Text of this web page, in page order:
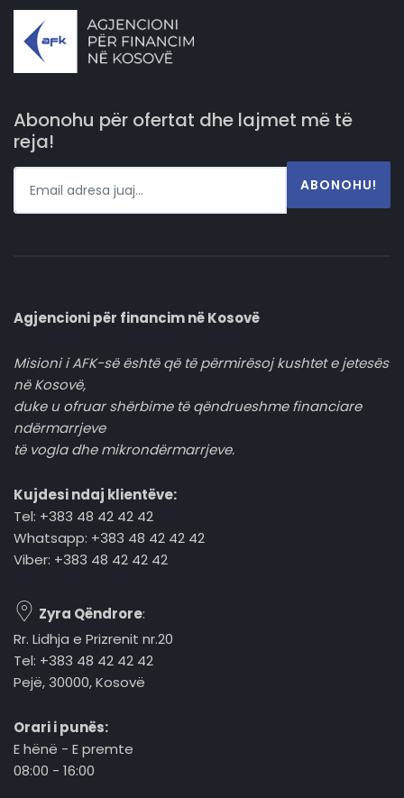
Abonohu për ofertat dhe lajmet më të
reja!
ABONOHU!
Agjencioni për financim në Kosovë
Misioni i AFK-së është që të përmirësoj kushtet e jetesës
në Kosovë,
duke u ofruar shërbime të qëndrueshme financiare
ndërmarrjeve
të vogla dhe mikrondërmarrjeve.
Kujdesi ndaj klientëve:
Tel: +383 48 42 42 42
Whatsapp: +383 48 42 42 42
Viber: +383 48 42 42 42
Zyra Qëndrore:
Rr. Lidhja e Prizrenit nr.20
Tel: +383 48 42 42 42
Pejë, 30000, Kosovë
Orari i punës:
E hënë - E premte
08:00 - 16:00